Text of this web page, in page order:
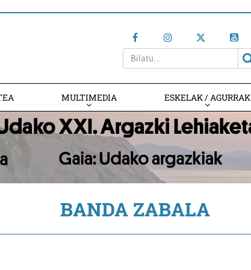
MULTIMEDIA ESKELAK / AGURRAK
BANDA ZABALA